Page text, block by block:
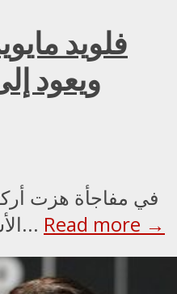
فلويد
ويعود
في مفاجأة هزت
الأسطورة الأمريكي فلويد... Read more →